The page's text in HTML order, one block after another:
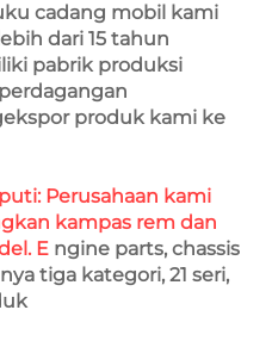
cadang mobil kami
dari 15 tahun
pabrik produksi
produk kami ke
Perusahaan kami
kampas rem dan
E ngine parts, chassis
tiga kategori, 21 seri,